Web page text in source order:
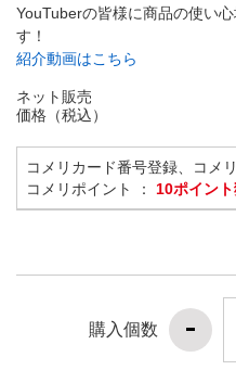
YouTuberの皆様に商品の使い
す！
紹介動画はこちら
ネット販売
価格（税込）
コメリカード番号登録、コメ
コメリポイント ： 10ポイン
購入個数